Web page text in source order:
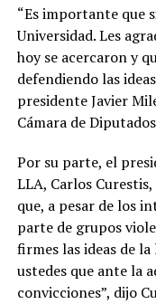
“Es importante que
Universidad. Les
hoy se acercaron y
defendiendo las
presidente Javier
Cámara de
Por su parte, el
LLA, Carlos
que, a pesar de los
parte de grupos
firmes las ideas de
ustedes que ante la
convicciones”, dijo